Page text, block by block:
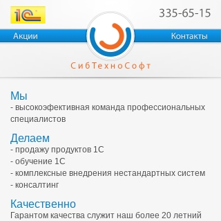
Мы
- высокоэфективная команда профессиональных
специалистов
Делаем
- продажу продуктов 1С
- обучение 1С
- комплексные внедрения нестандартных систем
- консалтинг
Качественно
Гарантом качества служит наш более 20 летний